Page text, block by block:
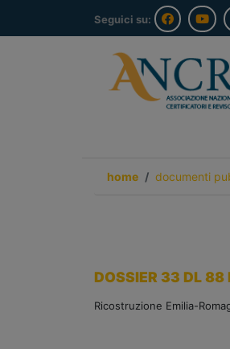
Seguici su:
home documenti
DOSSIER 33 DL 88
Ricostruzione Emilia-